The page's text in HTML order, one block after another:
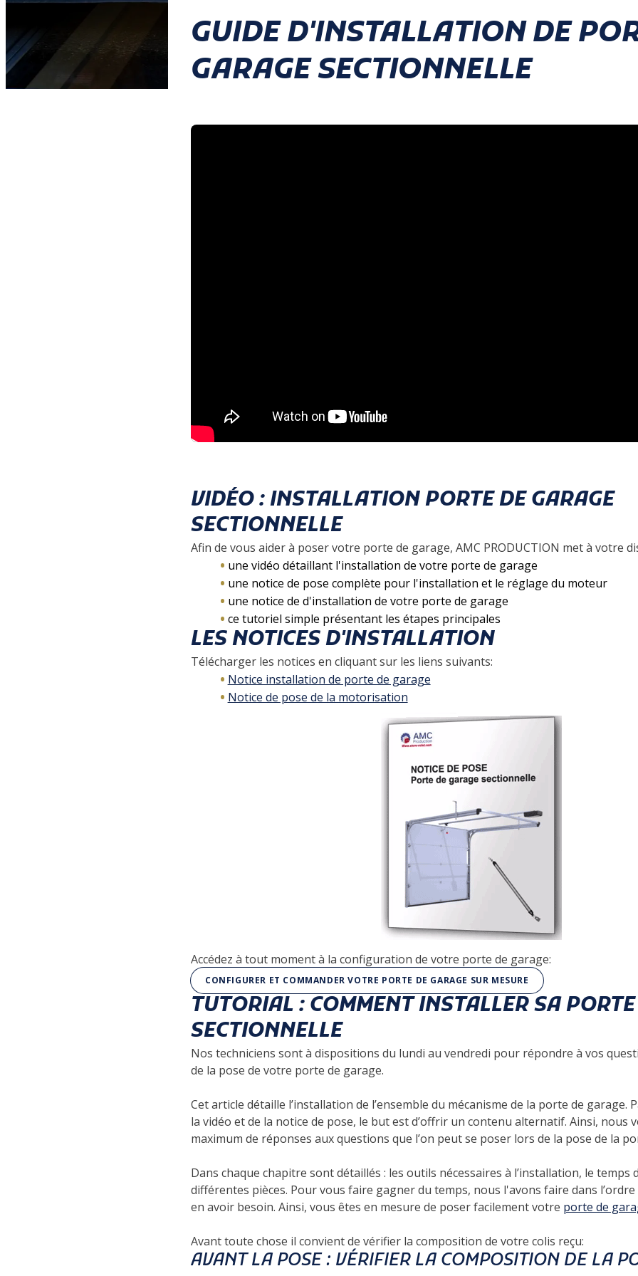
GUIDE D'INSTALLATION DE
GARAGE SECTIONNELLE
VIDÉO : INSTALLATION PORTE DE GARAGE
SECTIONNELLE
Afin de vous aider à poser votre porte de garage, AMC PRODUCTION met à votre
une vidéo détaillant l'installation de votre porte de garage
une notice de pose complète pour l'installation et le réglage du moteur
une notice de d'installation de votre porte de garage
ce tutoriel simple présentant les étapes principales
LES NOTICES D'INSTALLATION
Télécharger les notices en cliquant sur les liens suivants:
Notice installation de porte de garage
Notice de pose de la motorisation
Accédez à tout moment à la configuration de votre porte de garage:
CONFIGURER ET COMMANDER VOTRE PORTE DE GARAGE SUR MESURE
TUTORIAL : COMMENT INSTALLER SA
SECTIONNELLE
Nos techniciens sont à dispositions du lundi au vendredi pour répondre à vos
de la pose de votre porte de garage.
Cet article détaille l’installation de l’ensemble du mécanisme de la porte de garage.
la vidéo et de la notice de pose, le but est d’offrir un contenu alternatif. Ainsi, nous
maximum de réponses aux questions que l’on peut se poser lors de la pose de la
Dans chaque chapitre sont détaillés : les outils nécessaires à l’installation, le temps
différentes pièces. Pour vous faire gagner du temps, nous l'avons faire dans
en avoir besoin. Ainsi, vous êtes en mesure de poser facilement votre porte de
Avant toute chose il convient de vérifier la composition de votre colis reçu:
AVANT LA POSE : VÉRIFIER LA COMPOSITION DE LA